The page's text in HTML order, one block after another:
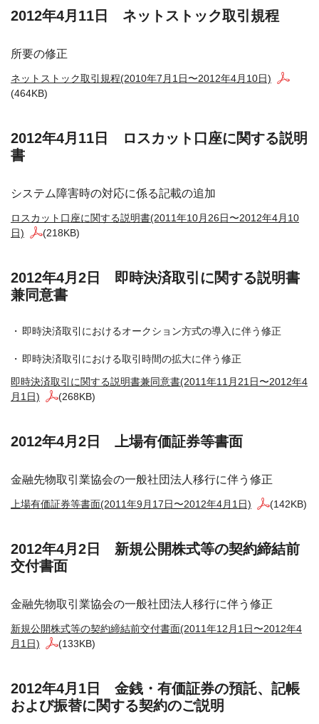
2012年4月11日 ネットストック取引規程
所要の修正
ネットストック取引規程(2010年7月1日〜2012年4月10日)
(464KB)
2012年4月11日 ロスカット口座に関する説明
書
システム障害時の対応に係る記載の追加
ロスカット口座に関する説明書(2011年10月26日〜2012年4月10
日)
(218KB)
2012年4月2日 即時決済取引に関する説明書
兼同意書
即時決済取引におけるオークション方式の導入に伴う修正
即時決済取引における取引時間の拡大に伴う修正
即時決済取引に関する説明書兼同意書(2011年11月21日〜2012年4
月1日)
(268KB)
2012年4月2日 上場有価証券等書面
金融先物取引業協会の一般社団法人移行に伴う修正
上場有価証券等書面(2011年9月17日〜2012年4月1日) (142KB)
2012年4月2日 新規公開株式等の契約締結前
交付書面
金融先物取引業協会の一般社団法人移行に伴う修正
新規公開株式等の契約締結前交付書面(2011年12月1日〜2012年4
月1日)
(133KB)
2012年4月1日 金銭・有価証券の預託、記帳
および振替に関する契約のご説明